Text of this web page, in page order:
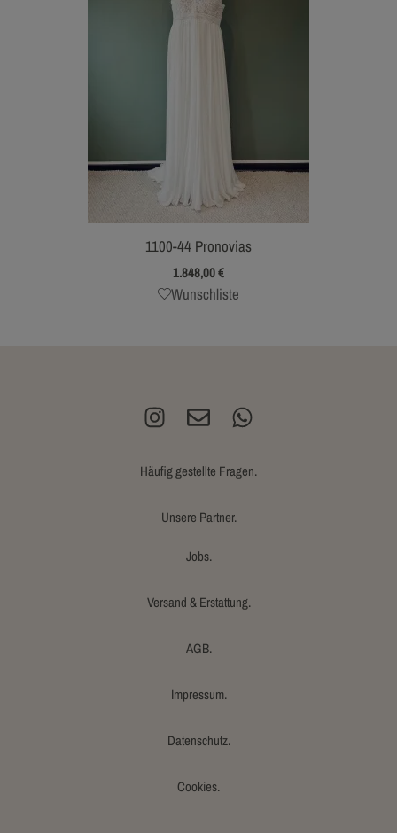
1100-44 Pronovias
1.848,00€
Wunschliste
Häufig gestellte Fragen.
Unsere Partner.
Jobs.
Versand & Erstattung.
AGB.
Impressum.
Datenschutz.
Cookies.